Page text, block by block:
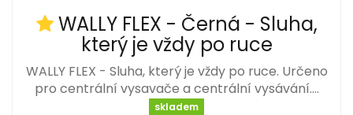
WALLY FLEX - Černá - Sluha,
který je vždy po ruce
WALLY FLEX - Sluha, který je vždy po ruce. Určeno
pro centrální vysavače a centrální vysávání.…
skladem